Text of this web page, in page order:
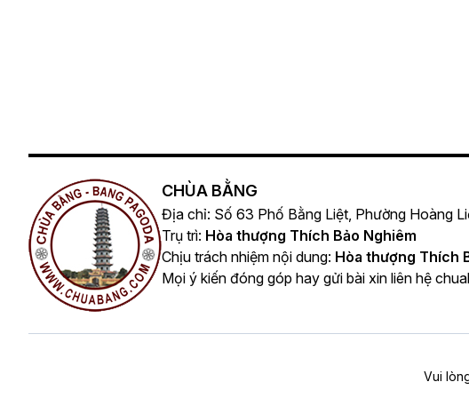
CHÙA BẰNG
Địa chỉ: Số 63 Phố Bằng Liệt, Phường Hoàng
Trụ trì: Hòa thượng Thích Bảo Nghiêm
Chịu trách nhiệm nội dung: Hòa thượng Thích
Mọi ý kiến đóng góp hay gửi bài xin liên hệ
Vui